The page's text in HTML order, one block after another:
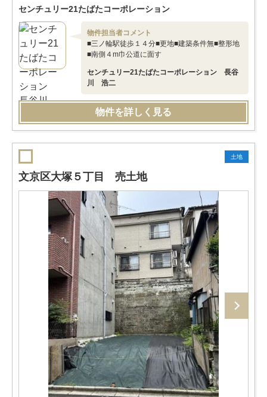
センチュリー21たばたコーポレーション
物件担当者コメント
■三ノ輪駅徒歩１４分■更地■建築条件無■整形地
■南側４m巾公道に面す
センチュリー21たばたコーポレーション 長谷
川 浩二
物件を詳しく見る
土地
文京区大塚５丁目 売土地